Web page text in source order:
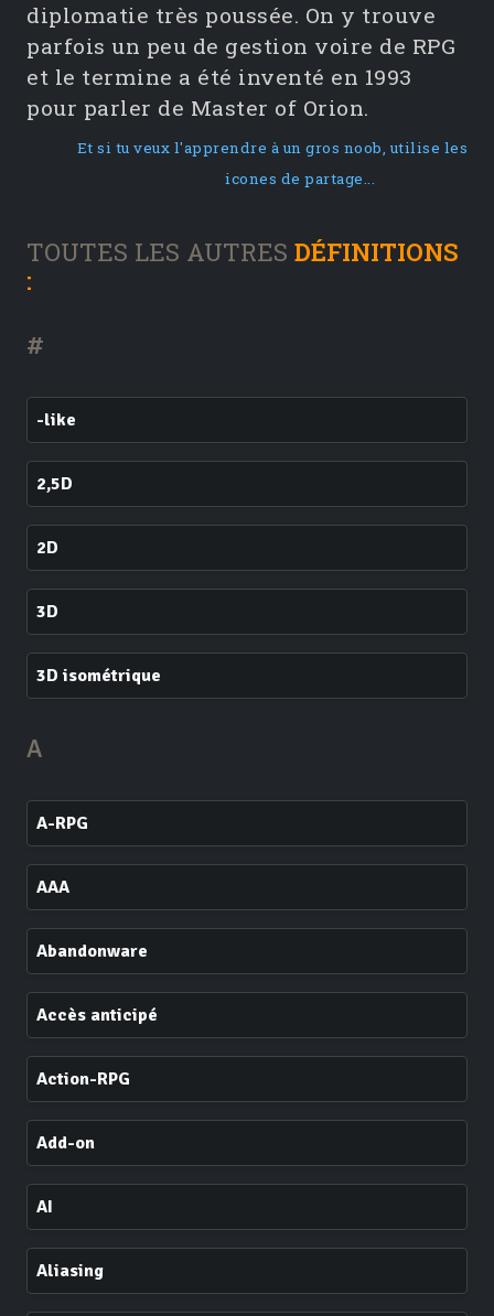
diplomatie très poussée. On y trouve
parfois un peu de gestion voire de RPG
et le termine a été inventé en 1993
pour parler de Master of Orion.
Et si tu veux l'apprendre à un gros noob, utilise les
icones de partage...
TOUTES LES AUTRES DÉFINITIONS
:
#
-like
2,5D
2D
3D
3D isométrique
A
A-RPG
AAA
Abandonware
Accès anticipé
Action-RPG
Add-on
AI
Aliasing